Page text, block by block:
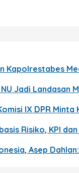
Kapolrestabes
Jadi
IX DPR
Risiko, KPI
Asep